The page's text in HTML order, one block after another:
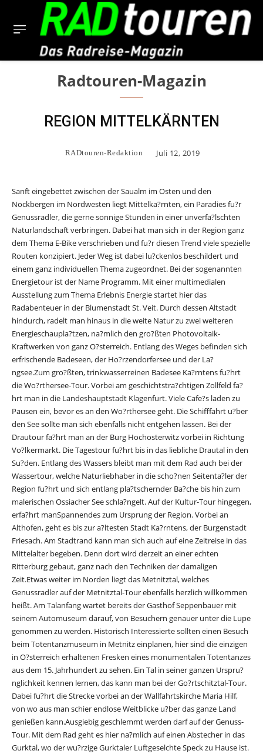
Radtouren-Magazin
REGION MITTELKÄRNTEN
RADtouren-Redaktion Juli 12, 2019
Sanft eingebettet zwischen der Saualm im Osten und den
Nockbergen im Nordwesten liegt Mittelka?rnten, ein Paradies fu?r
Genussradler, die gerne sonnige Stunden in einer unverfa?lschten
Naturlandschaft verbringen. Dabei hat man sich in der Region ganz
dem Thema E-Bike verschrieben und fu?r diesen Trend viele spezielle
Routen konzipiert. Jeder Weg ist dabei lu?ckenlos beschildert und
einem ganz individuellen Thema zugeordnet. Bei der sogenannten
Energietour ist der Name Programm. Mit einer multimedialen
Ausstellung zum Thema Erlebnis Energie startet hier das
Radabenteuer in der Blumenstadt St. Veit. Durch dessen Altstadt
hindurch, radelt man hinaus in die weite Natur zu zwei weiteren
Energieschaupla?tzen, na?mlich den gro?ßten Photovoltaik-
Kraftwerken von ganz O?sterreich. Entlang des Weges befinden sich
erfrischende Badeseen, der Ho?rzendorfersee und der La?
ngsee.Zum gro?ßten, trinkwasserreinen Badesee Ka?rntens fu?hrt
die Wo?rthersee-Tour. Vorbei am geschichtstra?chtigen Zollfeld fa?
hrt man in die Landeshauptstadt Klagenfurt. Viele Cafe?s laden zu
Pausen ein, bevor es an den Wo?rthersee geht. Die Schifffahrt u?ber
den See sollte man sich ebenfalls nicht entgehen lassen. Bei der
Drautour fa?hrt man an der Burg Hochosterwitz vorbei in Richtung
Vo?lkermarkt. Die Tagestour fu?hrt bis in das liebliche Drautal in den
Su?den. Entlang des Wassers bleibt man mit dem Rad auch bei der
Wassertour, welche Naturliebhaber in die scho?nen Seitenta?ler der
Region fu?hrt und sich entlang pla?tschernder Ba?che bis hin zum
malerischen Ossiacher See schla?ngelt. Auf der Kultur-Tour hingegen,
erfa?hrt manSpannendes zum Ursprung der Region. Vorbei an
Althofen, geht es bis zur a?ltesten Stadt Ka?rntens, der Burgenstadt
Friesach. Am Stadtrand kann man sich auch auf eine Zeitreise in das
Mittelalter begeben. Denn dort wird derzeit an einer echten
Ritterburg gebaut, ganz nach den Techniken der damaligen
Zeit.Etwas weiter im Norden liegt das Metnitztal, welches
Genussradler auf der Metnitztal-Tour ebenfalls herzlich willkommen
heißt. Am Talanfang wartet bereits der Gasthof Seppenbauer mit
seinem Automuseum darauf, von Besuchern genauer unter die Lupe
genommen zu werden. Historisch Interessierte sollten einen Besuch
beim Totentanzmuseum in Metnitz einplanen, hier sind die einzigen
in O?sterreich erhaltenen Fresken eines monumentalen Totentanzes
aus dem 15. Jahrhundert zu sehen. Ein Tal in seiner ganzen Urspru?
nglichkeit kennen lernen, das kann man bei der Go?rtschitztal-Tour.
Dabei fu?hrt die Strecke vorbei an der Wallfahrtskirche Maria Hilf,
von wo aus man schier endlose Weitblicke u?ber das ganze Land
genießen kann.Ausgiebig geschlemmt werden darf auf der Genuss-
Tour. Mit dem Rad geht es hier na?mlich auf einen Abstecher in das
Gurktal, wo der wu?rzige Gurktaler Luftgeselchte Speck zu Hause ist.